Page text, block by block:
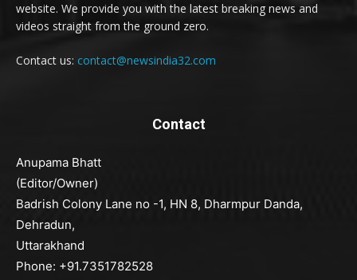
website. We provide you with the latest breaking news and
videos straight from the ground zero.
Contact us: contact@newsindia32.com
Contact
Anupama Bhatt
(Editor/Owner)
Badrish Colony Lane no -1, HN 8, Dharmpur Danda,
Dehradun,
Uttarakhand
Phone: +91.7351782528